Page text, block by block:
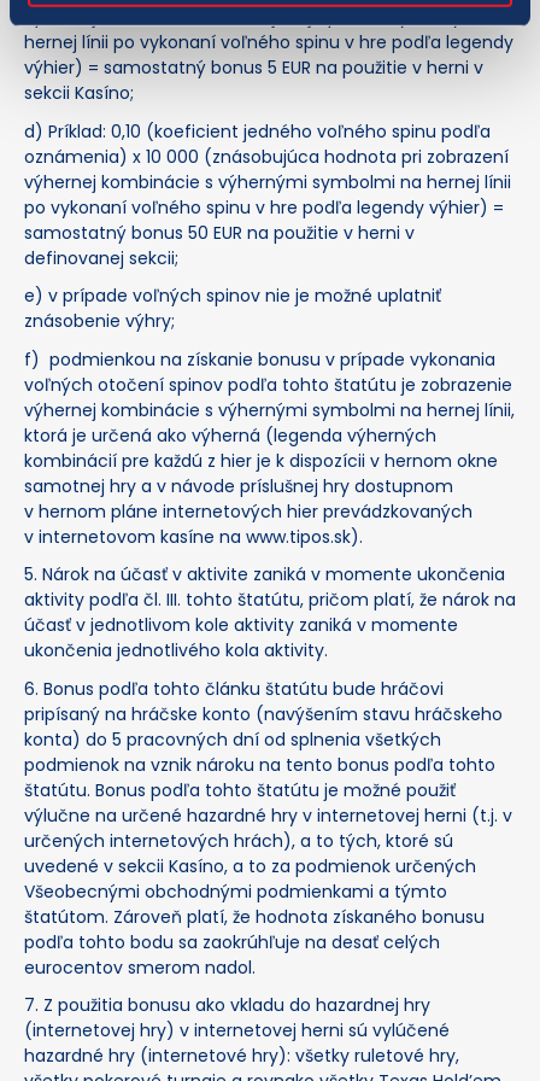
hernej línii po vykonaní voľného spinu v hre podľa legendy
výhier) = samostatný bonus 5 EUR na použitie v herni v
sekcii Kasíno;
d) Príklad: 0,10 (koeficient jedného voľného spinu podľa
oznámenia) x 10 000 (znásobujúca hodnota pri zobrazení
výhernej kombinácie s výhernými symbolmi na hernej línii
po vykonaní voľného spinu v hre podľa legendy výhier) =
samostatný bonus 50 EUR na použitie v herni v
definovanej sekcii;
e) v prípade voľných spinov nie je možné uplatniť
znásobenie výhry;
f) podmienkou na získanie bonusu v prípade vykonania
voľných otočení spinov podľa tohto štatútu je zobrazenie
výhernej kombinácie s výhernými symbolmi na hernej línii,
ktorá je určená ako výherná (legenda výherných
kombinácií pre každú z hier je k dispozícii v hernom okne
samotnej hry a v návode príslušnej hry dostupnom
v hernom pláne internetových hier prevádzkovaných
v internetovom kasíne na www.tipos.sk).
5. Nárok na účasť v aktivite zaniká v momente ukončenia
aktivity podľa čl. III. tohto štatútu, pričom platí, že nárok na
účasť v jednotlivom kole aktivity zaniká v momente
ukončenia jednotlivého kola aktivity.
6. Bonus podľa tohto článku štatútu bude hráčovi
pripísaný na hráčske konto (navýšením stavu hráčskeho
konta) do 5 pracovných dní od splnenia všetkých
podmienok na vznik nároku na tento bonus podľa tohto
štatútu. Bonus podľa tohto štatútu je možné použiť
výlučne na určené hazardné hry v internetovej herni (t.j. v
určených internetových hrách), a to tých, ktoré sú
uvedené v sekcii Kasíno, a to za podmienok určených
Všeobecnými obchodnými podmienkami a týmto
štatútom. Zároveň platí, že hodnota získaného bonusu
podľa tohto bodu sa zaokrúhľuje na desať celých
eurocentov smerom nadol.
7. Z použitia bonusu ako vkladu do hazardnej hry
(internetovej hry) v internetovej herni sú vylúčené
hazardné hry (internetové hry): všetky ruletové hry,